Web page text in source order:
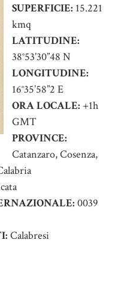
SUPERFICIE: 15.221
kmq
LATITUDINE:
38°53’30”48 N
LONGITUDINE:
16°35’58”2 E
ORA LOCALE: +1h
GMT
PROVINCE:
Catanzaro, Cosenza,
0039
Calabresi